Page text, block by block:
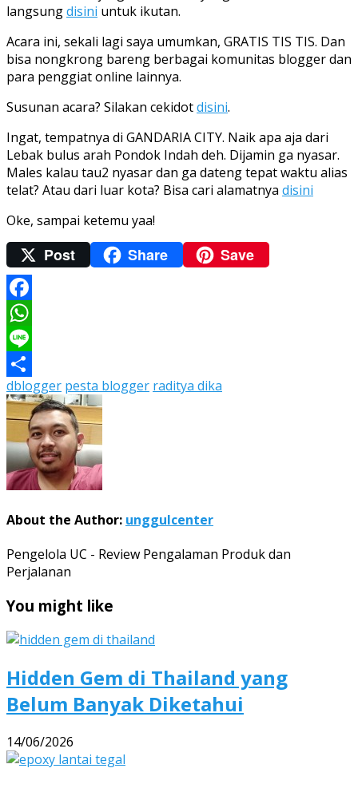
langsungdisini untuk ikutan.
Acara ini, sekali lagi saya umumkan, GRATIS TIS TIS. Dan
bisa nongkrong bareng berbagai komunitas blogger dan
para penggiat online lainnya.
Susunan acara? Silakan cekidotdisini.
Ingat, tempatnya di GANDARIA CITY. Naik apa aja dari
Lebak bulus arah Pondok Indah deh. Dijamin ga nyasar.
Males kalau tau2 nyasar dan ga dateng tepat waktu alias
telat? Atau dari luar kota? Bisa cari alamatnya disini
Oke, sampai ketemu yaa!
Post Share Save
Facebook
WhatsApp
Line
Share
dblogger pesta blogger raditya dika
About the Author: unggulcenter
Pengelola UC - Review Pengalaman Produk dan
Perjalanan
You might like
Hidden Gem di Thailand yang
Belum Banyak Diketahui
14/06/2026